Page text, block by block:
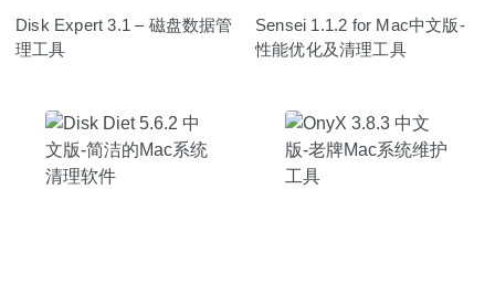
Disk Expert 3.1 – 磁盘数据管
理工具
Sensei 1.1.2 for Mac中文版-
性能优化及清理工具